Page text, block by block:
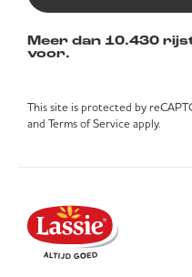
Meer dan 10.430
voor.
This site is protected by
and Terms of Service apply.